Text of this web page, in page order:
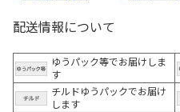
配送情報について
ゆうパック等でお届けしま
す
チルドゆうパックでお届け
します